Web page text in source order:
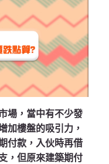
場，當中有不少發
加樓盤的吸引力，
付款，入伙時再借
，但原來建築期付